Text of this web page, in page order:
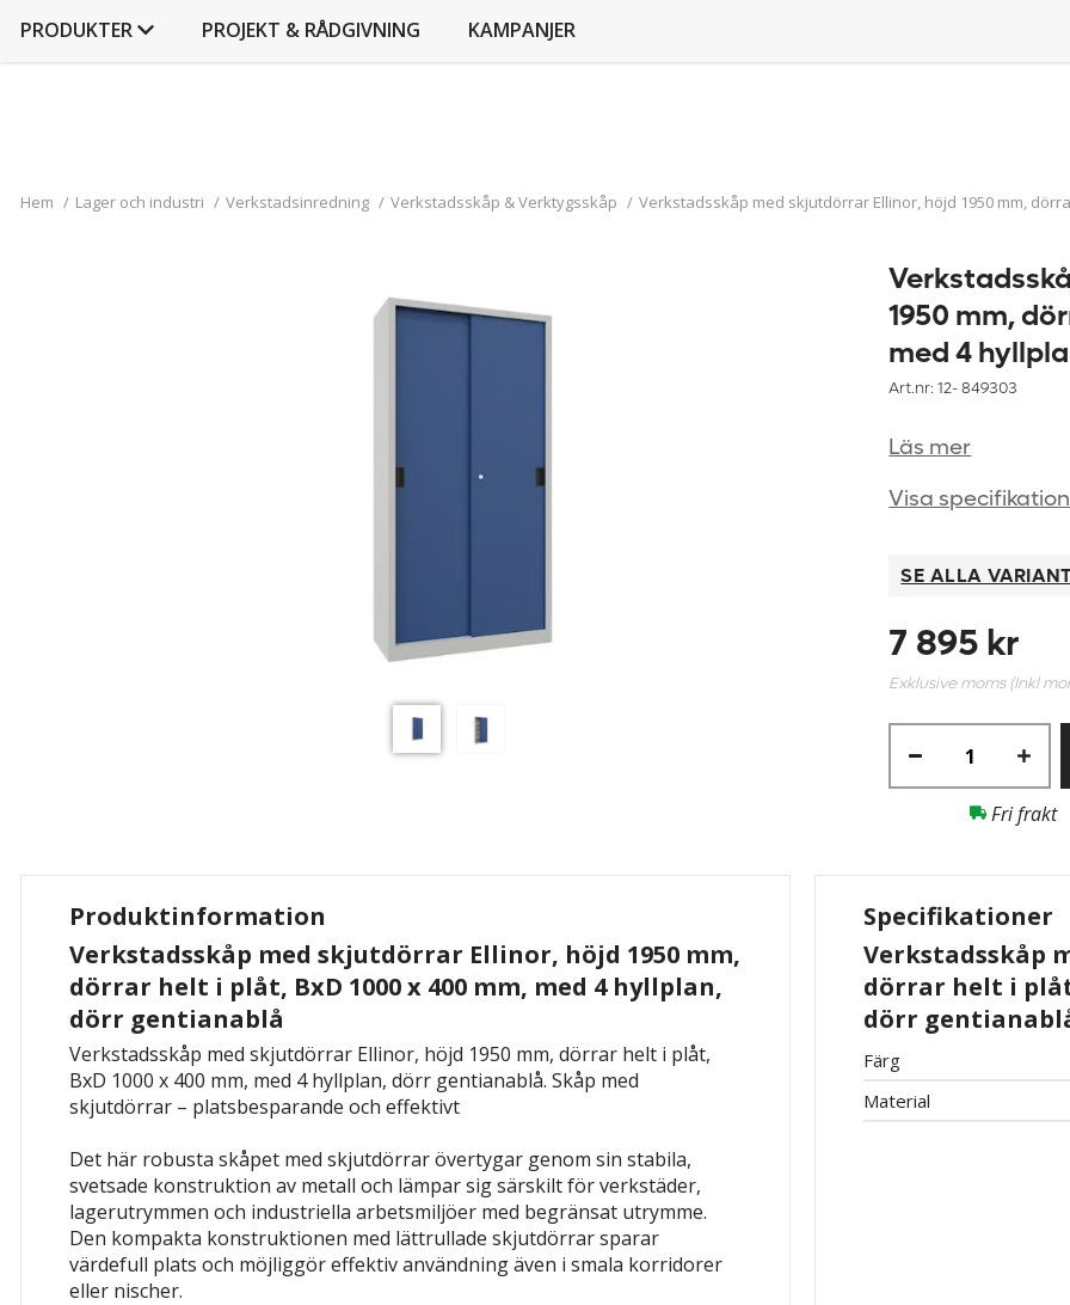
PRODUKTER PROJEKT & RÅDGIVNING KAMPANJER
Hem / Lager och industri / Verkstadsinredning / Verkstadsskåp & Verktygsskåp / Verkstadsskåp med skjutdörrar Ellinor, höjd 1950 mm,
1950 mm,
med 4
Art.nr: 12-849303
Läs mer
Visa
SE ALLA
7 895 kr
Exklusive moms (Inkl
Fri frakt
Produktinformation
Verkstadsskåp med skjutdörrar Ellinor, höjd 1950 mm,
dörrar helt i plåt, BxD 1000 x 400 mm, med 4 hyllplan,
dörr gentianablå
Verkstadsskåp med skjutdörrar Ellinor, höjd 1950 mm, dörrar helt i plåt,
BxD 1000 x 400 mm, med 4 hyllplan, dörr gentianablå. Skåp med
skjutdörrar – platsbesparande och effektivt
Det här robusta skåpet med skjutdörrar övertygar genom sin stabila,
svetsade konstruktion av metall och lämpar sig särskilt för verkstäder,
lagerutrymmen och industriella arbetsmiljöer med begränsat utrymme.
Den kompakta konstruktionen med lättrullade skjutdörrar sparar
värdefull plats och möjliggör effektiv användning även i smala korridorer
eller nischer.
Specifikationer
Verkstadsskåp
dörrar helt i
dörr
Färg
Material